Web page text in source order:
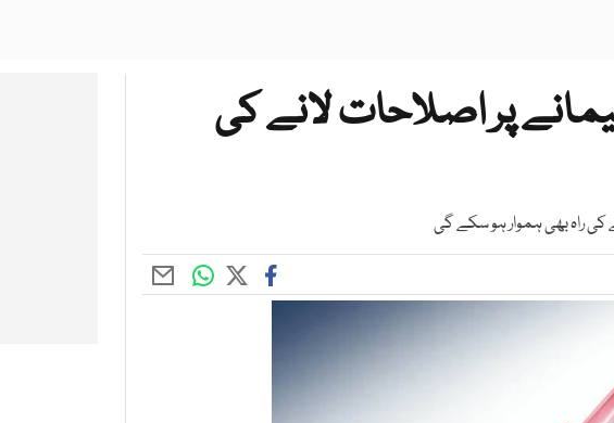
پر اصلاحات لانے کی
کی راہ بھی ہموار ہو سکے گی